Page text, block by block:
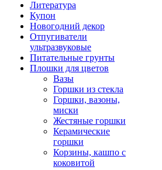
Литература
Купон
Новогодний декор
Отпугиватели
ультразвуковые
Питательные грунты
Плошки для цветов
Вазы
Горшки из стекла
Горшки, вазоны,
миски
Жестяные горшки
Керамические
горшки
Корзины, кашпо с
коковитой